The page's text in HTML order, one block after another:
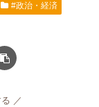
#政治・経済